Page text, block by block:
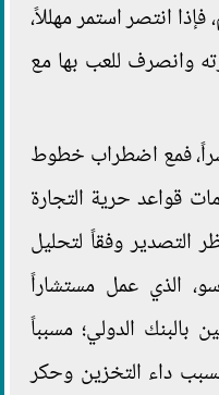
انتصر استمر مهللاً،
وانصرف للعب بها مع
فمع اضطراب خطوط
قواعد حرية التجارة
بحظر التصدير وفقاً لتحليل
الذي عمل مستشاراً
بالبنك الدولي؛ مسبباً
داء التخزين وحكر